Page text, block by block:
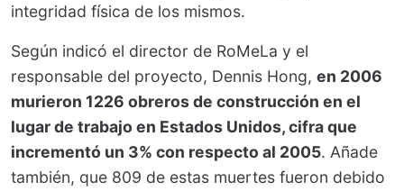
integridad física de los mismos.
Según indicó el director de RoMeLa y el
responsable del proyecto, Dennis Hong, en 2006
murieron 1226 obreros de construcción en el
lugar de trabajo en Estados Unidos, cifra que
incrementó un 3% con respecto al 2005. Añade
también, que 809 de estas muertes fueron debido